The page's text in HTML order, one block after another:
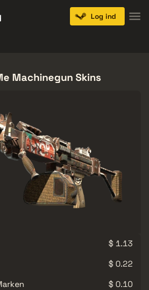
Log ind
Machinegun Skins
$ 1.13
$ 0.22
$ 0.10